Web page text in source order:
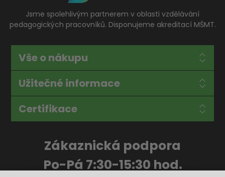
Jsme spolehlivým partnerem v oblasti vzdělávání
pedagogických pracovníků. Disponujeme akreditací MŠMT.
Vše o nákupu
Užitečné informace
Certifikace
Zákaznická podpora
Po-Pá 7:30-15:30 hod.